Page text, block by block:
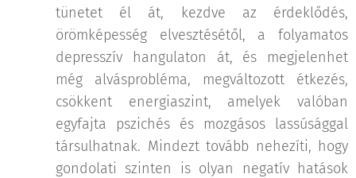
tünetet él át, kezdve az érdeklődés,
örömképesség elvesztésétől, a folyamatos
depresszív hangulaton át, és megjelenhet
még alvásprobléma, megváltozott étkezés,
csökkent energiaszint, amelyek valóban
egyfajta pszichés és mozgásos lassúsággal
társulhatnak. Mindezt tovább nehezíti, hogy
gondolati szinten is olyan negatív hatások